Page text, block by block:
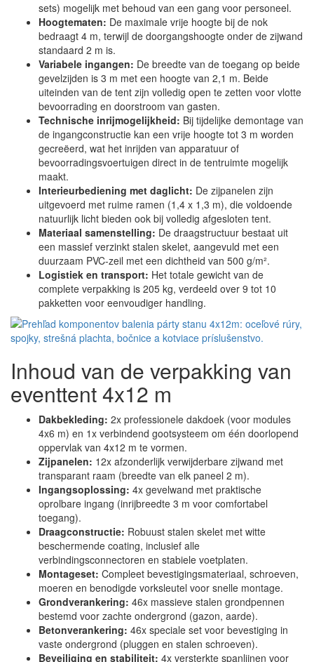
sets) mogelijk met behoud van een gang voor personeel.
Hoogtematen: De maximale vrije hoogte bij de nok
bedraagt 4 m, terwijl de doorgangshoogte onder de zijwand
standaard 2 m is.
Variabele ingangen: De breedte van de toegang op beide
gevelzijden is 3 m met een hoogte van 2,1 m. Beide
uiteinden van de tent zijn volledig open te zetten voor vlotte
bevoorrading en doorstroom van gasten.
Technische inrijmogelijkheid: Bij tijdelijke demontage van
de ingangconstructie kan een vrije hoogte tot 3 m worden
gecreëerd, wat het inrijden van apparatuur of
bevoorradingsvoertuigen direct in de tentruimte mogelijk
maakt.
Interieurbediening met daglicht: De zijpanelen zijn
uitgevoerd met ruime ramen (1,4 x 1,3 m), die voldoende
natuurlijk licht bieden ook bij volledig afgesloten tent.
Materiaal samenstelling: De draagstructuur bestaat uit
een massief verzinkt stalen skelet, aangevuld met een
duurzaam PVC-zeil met een dichtheid van 500 g/m².
Logistiek en transport: Het totale gewicht van de
complete verpakking is 205 kg, verdeeld over 9 tot 10
pakketten voor eenvoudiger handling.
Inhoud van de verpakking van
eventtent 4x12 m
Dakbekleding: 2x professionele dakdoek (voor modules
4x6 m) en 1x verbindend gootsysteem om één doorlopend
oppervlak van 4x12 m te vormen.
Zijpanelen: 12x afzonderlijk verwijderbare zijwand met
transparant raam (breedte van elk paneel 2 m).
Ingangsoplossing: 4x gevelwand met praktische
oprolbare ingang (inrijbreedte 3 m voor comfortabel
toegang).
Draagconstructie: Robuust stalen skelet met witte
beschermende coating, inclusief alle
verbindingsconnectoren en stabiele voetplaten.
Montageset: Compleet bevestigingsmateriaal, schroeven,
moeren en benodigde vorksleutel voor snelle montage.
Grondverankering: 46x massieve stalen grondpennen
bestemd voor zachte ondergrond (gazon, aarde).
Betonverankering: 46x speciale set voor bevestiging in
vaste ondergrond (pluggen en stalen schroeven).
Beveiliging en stabiliteit: 4x versterkte spanlijnen voor